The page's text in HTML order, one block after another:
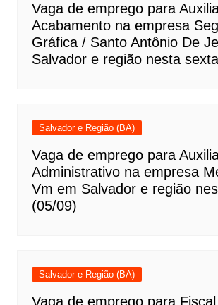
Vaga de emprego para
Acabamento na empresa
Gráfica / Santo Antônio De
Salvador e região nesta
Salvador e Região (BA)
Vaga de emprego para
Administrativo na empresa
Vm em Salvador e região
(05/09)
Salvador e Região (BA)
Vaga de emprego para